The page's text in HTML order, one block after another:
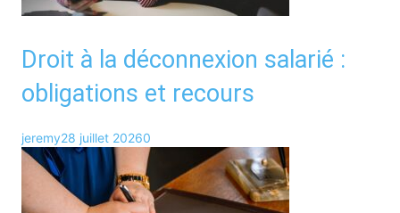
Droit à la déconnexion salarié :
obligations et recours
jeremy28 juillet 20260